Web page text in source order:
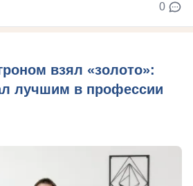
0
взял «золото»:
лучшим в профессии